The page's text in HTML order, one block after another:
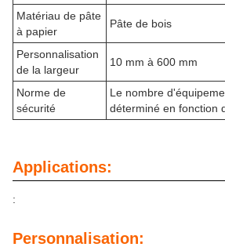
Matériau de pâte
à papier
Pâte de bois
Personnalisation
de la largeur
10 mm à 600 mm
Norme de
sécurité
Le nombre
déterminé en fonction
Applications:
:
Personnalisation: